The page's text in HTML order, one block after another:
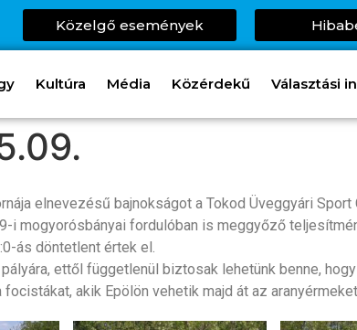
Közelgő események
Kultúra Média Közérdekű Választási
elnevezésű bajnokságot a Tokod Üveggyári Sport
mogyorósbányai fordulóban is meggyőző
ás döntetlent értek el.
ettől függetlenül biztosak lehetünk benne,
akik Epölön vehetik majd át az